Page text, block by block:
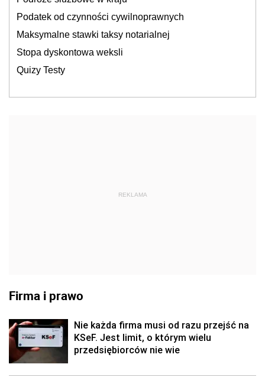
Podatek od czynności cywilnoprawnych
Maksymalne stawki taksy notarialnej
Stopa dyskontowa weksli
Quizy Testy
REKLAMA
Firma i prawo
Nie każda firma musi od razu przejść na
KSeF. Jest limit, o którym wielu
przedsiębiorców nie wie